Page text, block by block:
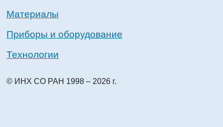
Материалы
Приборы и оборудование
Технологии
© ИНХ СО РАН 1998 – 2026 г.